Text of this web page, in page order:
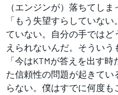
（エンジンが）落ちてしま
「もう失望すらしていな
ていない。自分の手では
えられないんだ。そういう
「今はKTMが答えを出す
た信頼性の問題が起きて
らない。僕はすでに何度